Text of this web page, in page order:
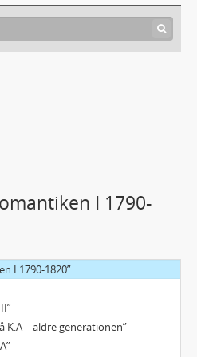
I 1790-
samling, tillägg
I 1790-1820”
K.A – äldre generationen”